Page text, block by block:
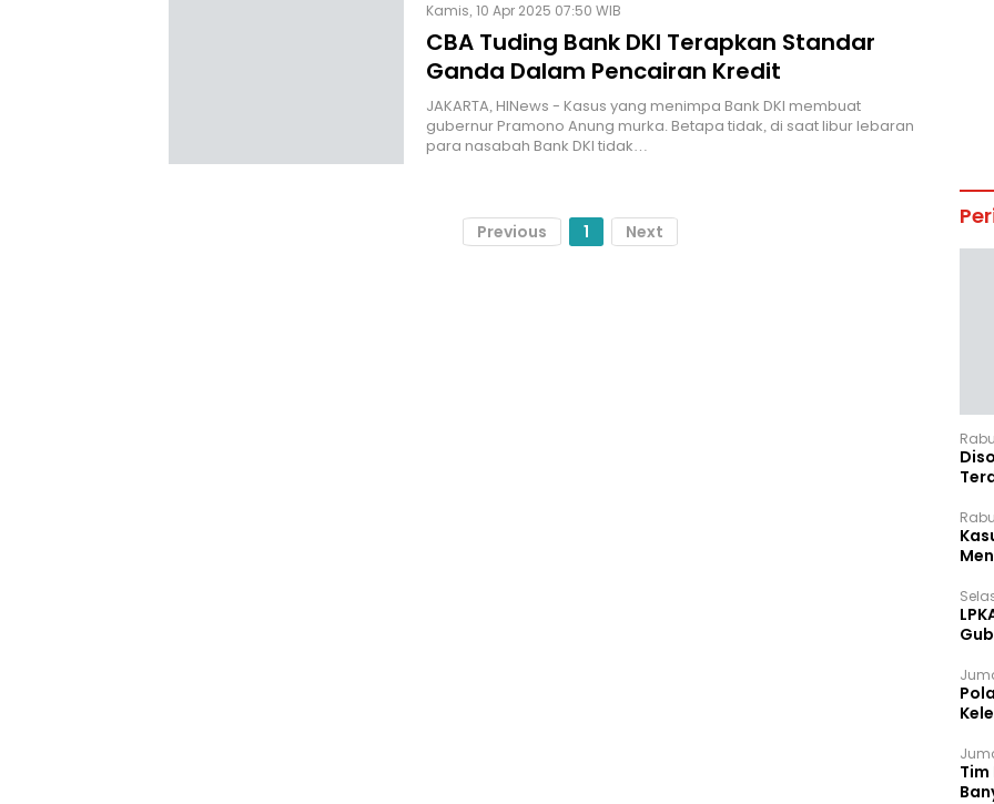
Kamis, 10 Apr 2025 07:50 WIB
CBA Tuding Bank DKI Terapkan Standar
Ganda Dalam Pencairan Kredit
JAKARTA, HINews - Kasus yang menimpa Bank DKI membuat
gubernur Pramono Anung murka. Betapa tidak, di saat libur lebaran
para nasabah Bank DKI tidak…
Previous 1 Next
Tim